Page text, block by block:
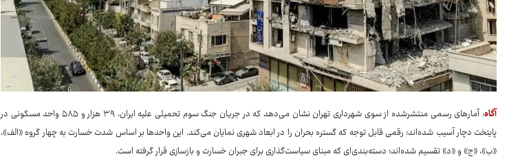
آگاه
: آمارهای رسمی منتشرشده از سوی شهرداری تهران نشان می‌دهد که در جریان جنگ سوم تحمیلی علیه ایران، ۳۹ هزار و ۵۸۵ واحد مسکونی در
پایتخت دچار آسیب شده‌اند؛ رقمی قابل توجه که گستره بحران را در ابعاد شهری نمایان می‌کند. این واحدها بر اساس شدت خسارت به چهار گروه «الف»،
«ب»، «ج» و «د» تقسیم شده‌اند؛ دسته‌بندی‌ای که مبنای سیاست‌گذاری برای جبران خسارت و بازسازی قرار گرفته است.